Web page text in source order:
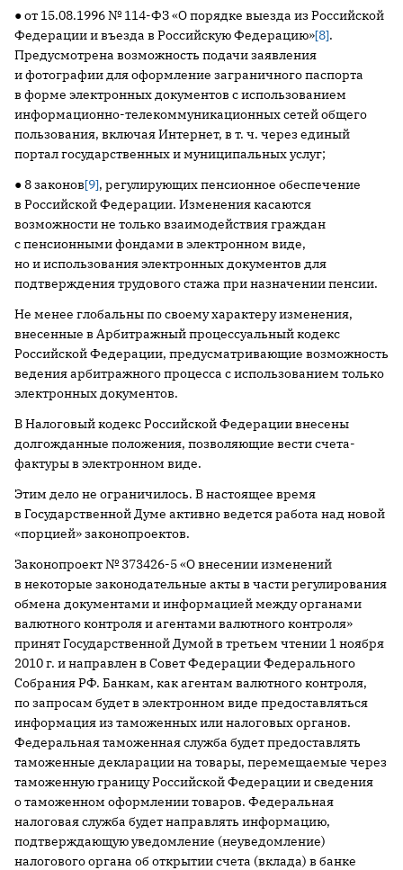
● от 15.08.1996 № 114-ФЗ «О порядке выезда из Российской
Федерации и въезда в Российскую Федерацию»[8].
Предусмотрена возможность подачи заявления
и фотографии для оформление заграничного паспорта
в форме электронных документов с использованием
информационно-телекоммуникационных сетей общего
пользования, включая Интернет, в т. ч. через единый
портал государственных и муниципальных услуг;
● 8 законов[9], регулирующих пенсионное обеспечение
в Российской Федерации. Изменения касаются
возможности не только взаимодействия граждан
с пенсионными фондами в электронном виде,
но и использования электронных документов для
подтверждения трудового стажа при назначении пенсии.
Не менее глобальны по своему характеру изменения,
внесенные в Арбитражный процессуальный кодекс
Российской Федерации, предусматривающие возможность
ведения арбитражного процесса с использованием только
электронных документов.
В Налоговый кодекс Российской Федерации внесены
долгожданные положения, позволяющие вести счета-
фактуры в электронном виде.
Этим дело не ограничилось. В настоящее время
в Государственной Думе активно ведется работа над новой
«порцией» законопроектов.
Законопроект № 373426-5 «О внесении изменений
в некоторые законодательные акты в части регулирования
обмена документами и информацией между органами
валютного контроля и агентами валютного контроля»
принят Государственной Думой в третьем чтении 1 ноября
2010 г. и направлен в Совет Федерации Федерального
Собрания РФ. Банкам, как агентам валютного контроля,
по запросам будет в электронном виде предоставляться
информация из таможенных или налоговых органов.
Федеральная таможенная служба будет предоставлять
таможенные декларации на товары, перемещаемые через
таможенную границу Российской Федерации и сведения
о таможенном оформлении товаров. Федеральная
налоговая служба будет направлять информацию,
подтверждающую уведомление (неуведомление)
налогового органа об открытии счета (вклада) в банке